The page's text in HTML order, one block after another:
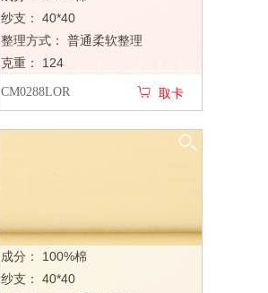
纱支： 40*40
整理方式： 普通柔软整理
克重： 124
CM0288LOR 取卡
成分： 100%棉
纱支： 40*40